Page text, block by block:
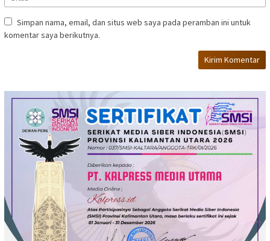
Simpan nama, email, dan situs web saya pada peramban ini untuk
komentar saya berikutnya.